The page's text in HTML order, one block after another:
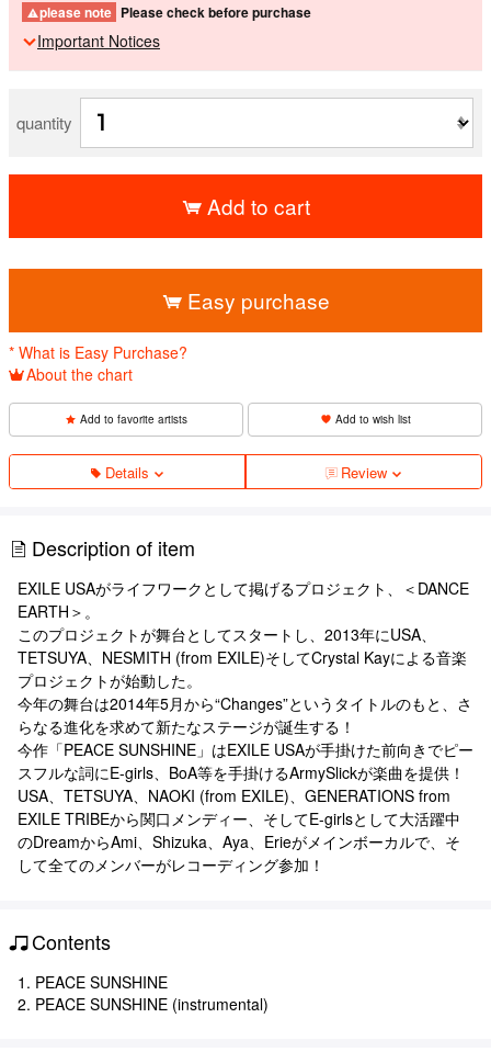
please note Please check before purchase
Important Notices
quantity
Add to cart
Easy purchase
* What is Easy Purchase?
About the chart
Add to favorite artists Add to wish list
Details Review
Description of item
EXILE USAがライフワークとして掲げるプロジェクト、＜DANCE
EARTH＞。
このプロジェクトが舞台としてスタートし、2013年にUSA、
TETSUYA、NESMITH (from EXILE)そしてCrystal Kayによる音楽
プロジェクトが始動した。
今年の舞台は2014年5月から“Changes”というタイトルのもと、さ
らなる進化を求めて新たなステージが誕生する！
今作「PEACE SUNSHINE」はEXILE USAが手掛けた前向きでピー
スフルな詞にE-girls、BoA等を手掛けるArmySlickが楽曲を提供！
USA、TETSUYA、NAOKI (from EXILE)、GENERATIONS from
EXILE TRIBEから関口メンディー、そしてE-girlsとして大活躍中
のDreamからAmi、Shizuka、Aya、Erieがメインボーカルで、そ
して全てのメンバーがレコーディング参加！
Contents
1. PEACE SUNSHINE
2. PEACE SUNSHINE (instrumental)